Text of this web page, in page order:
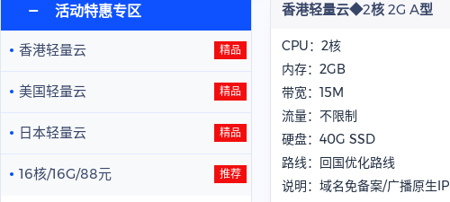
活动特惠专区
香港轻量云 精品
美国轻量云 精品
日本轻量云 精品
16核/16G/88元 推荐
香港轻量云◆2核 2G A型
CPU：2核
内存：2GB
带宽：15M
流量：不限制
硬盘：40G SSD
路线：回国优化路线
说明：域名免备案/广播原生IP